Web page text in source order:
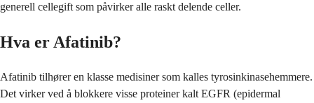
generell cellegift som påvirker alle raskt delende celler.
Hva er Afatinib?
Afatinib tilhører en klasse medisiner som kalles tyrosinkinasehemmere.
Det virker ved å blokkere visse proteiner kalt EGFR (epidermal